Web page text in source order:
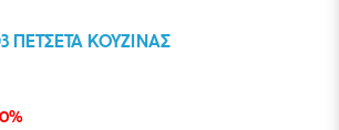
ΠΕΤΣΕΤΑ ΚΟΥΖΙΝΑΣ